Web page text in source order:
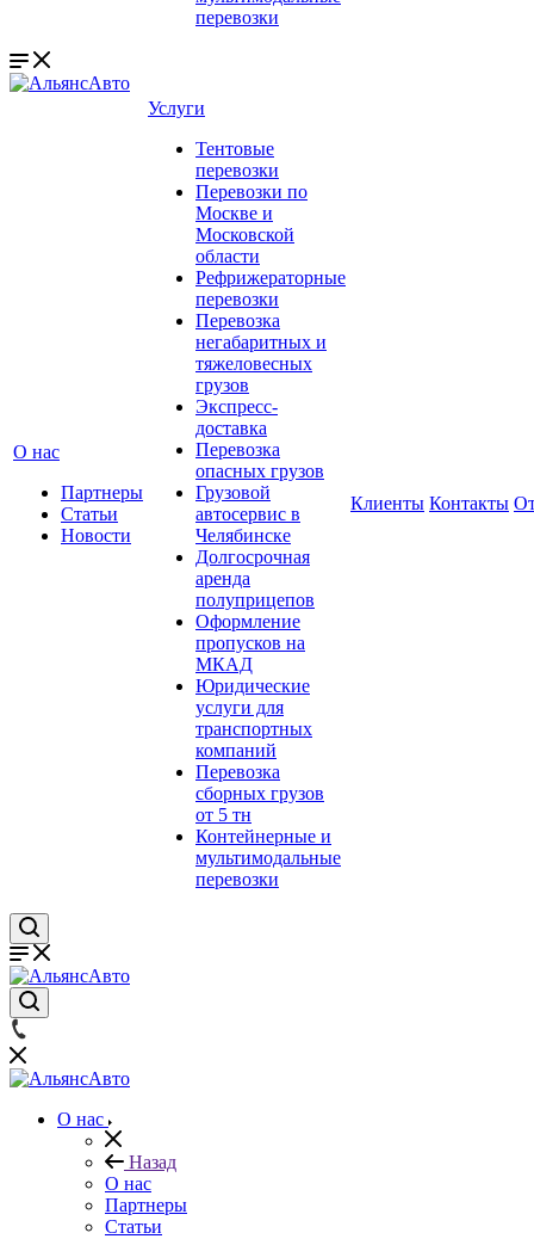
перевозки
О нас
Партнеры
Статьи
Новости
Услуги
Тентовые
перевозки
Перевозки по
Москве и
Московской
области
Рефрижераторные
перевозки
Перевозка
негабаритных и
тяжеловесных
грузов
Экспресс-
доставка
Перевозка
опасных грузов
Грузовой
автосервис в
Челябинске
Долгосрочная
аренда
полуприцепов
Оформление
пропусков на
МКАД
Юридические
услуги для
транспортных
компаний
Перевозка
сборных грузов
от 5 тн
Контейнерные и
мультимодальные
перевозки
Клиенты Контакты
О нас
Назад
О нас
Партнеры
Статьи